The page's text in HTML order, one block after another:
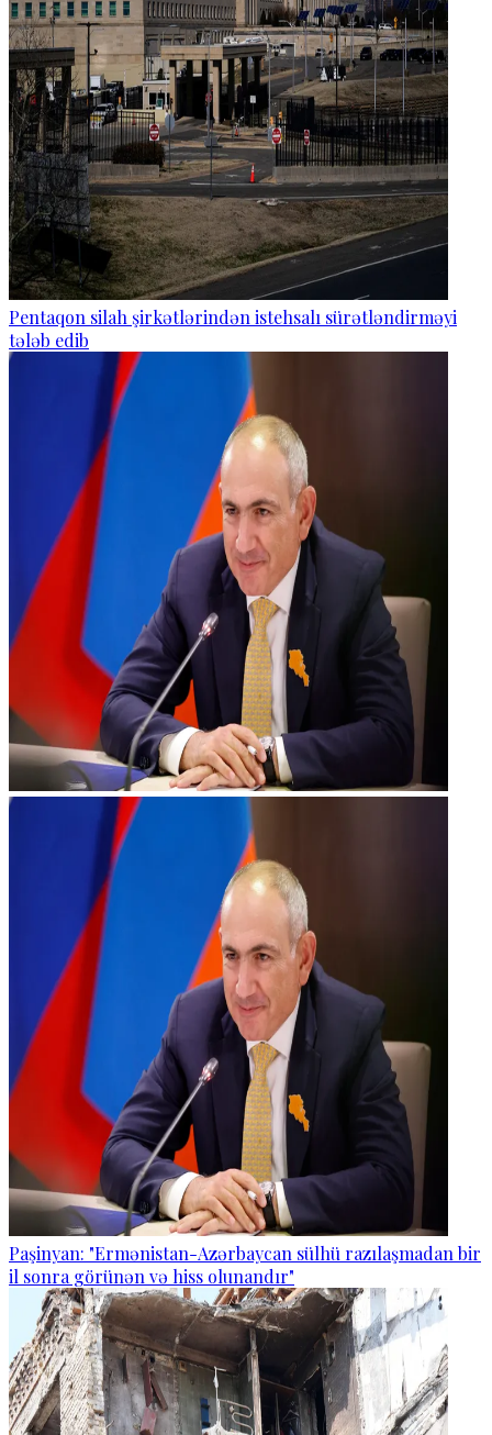
Pentaqon silah şirkətlərindən istehsalı sürətləndirməyi
tələb edib
Paşinyan: "Ermənistan-Azərbaycan sülhü razılaşmadan bir
il sonra görünən və hiss olunandır"